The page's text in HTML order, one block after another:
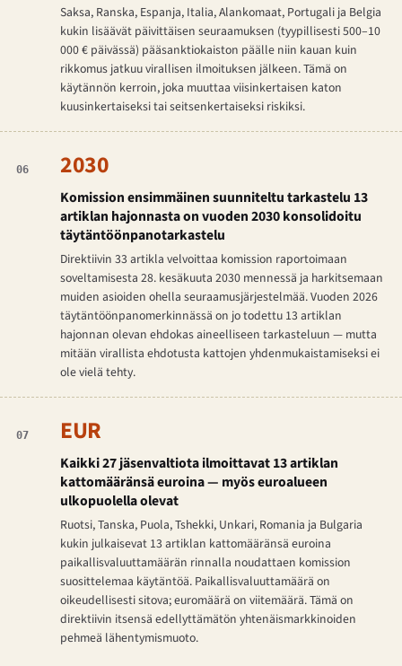
Saksa, Ranska, Espanja, Italia, Alankomaat, Portugali ja Belgia
kukin lisäävät päivittäisen seuraamuksen (tyypillisesti 500–10
000 € päivässä) pääsanktiokaiston päälle niin kauan kuin
rikkomus jatkuu virallisen ilmoituksen jälkeen. Tämä on
käytännön kerroin, joka muuttaa viisinkertaisen katon
kuusinkertaiseksi tai seitsenkertaiseksi riskiksi.
06 2030
Komission ensimmäinen suunniteltu tarkastelu 13
artiklan hajonnasta on vuoden 2030 konsolidoitu
täytäntöönpanotarkastelu
Direktiivin 33 artikla velvoittaa komission raportoimaan
soveltamisesta 28. kesäkuuta 2030 mennessä ja harkitsemaan
muiden asioiden ohella seuraamusjärjestelmää. Vuoden 2026
täytäntöönpanomerkinnässä on jo todettu 13 artiklan
hajonnan olevan ehdokas aineelliseen tarkasteluun — mutta
mitään virallista ehdotusta kattojen yhdenmukaistamiseksi ei
ole vielä tehty.
07 EUR
Kaikki 27 jäsenvaltiota ilmoittavat 13 artiklan
kattomääränsä euroina — myös euroalueen
ulkopuolella olevat
Ruotsi, Tanska, Puola, Tshekki, Unkari, Romania ja Bulgaria
kukin julkaisevat 13 artiklan kattomääränsä euroina
paikallisvaluuttamäärän rinnalla noudattaen komission
suosittelemaa käytäntöä. Paikallisvaluuttamäärä on
oikeudellisesti sitova; euromäärä on viitemäärä. Tämä on
direktiivin itsensä edellyttämätön yhtenäismarkkinoiden
pehmeä lähentymismuoto.